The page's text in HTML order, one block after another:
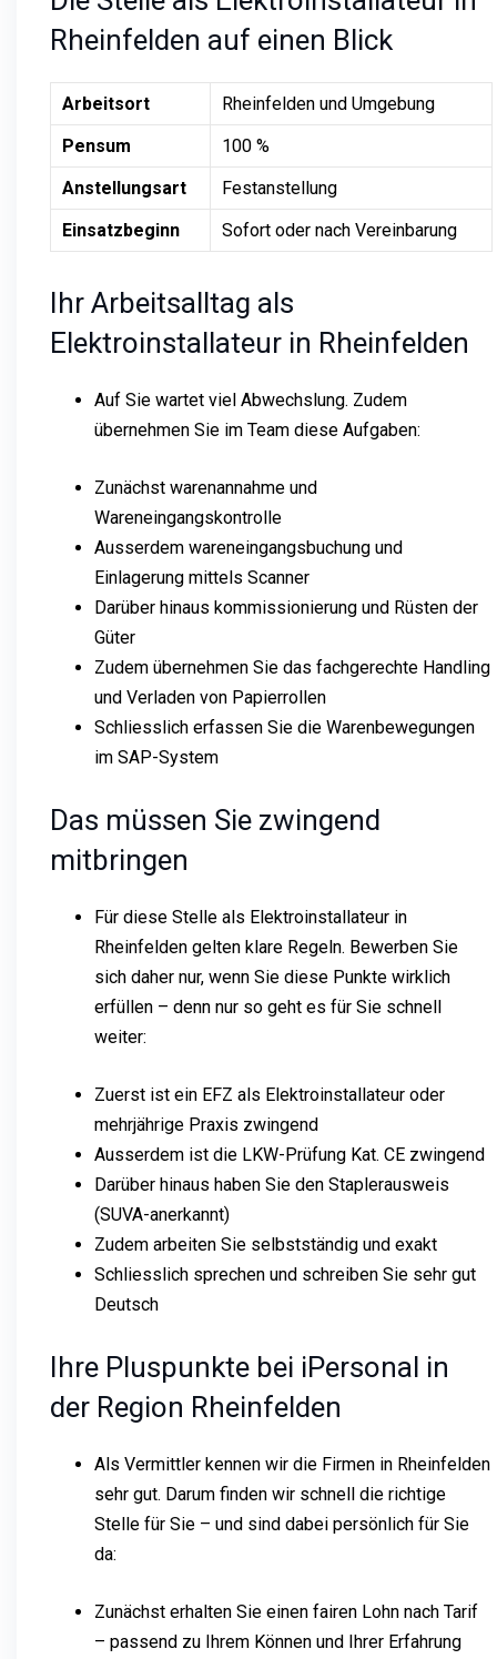
Rheinfelden auf einen Blick
Arbeitsort
Rheinfelden und Umgebung
Pensum
100 %
Anstellungsart
Festanstellung
Einsatzbeginn
Sofort oder nach Vereinbarung
Ihr Arbeitsalltag als
Elektroinstallateur in Rheinfelden
Auf Sie wartet viel Abwechslung. Zudem
übernehmen Sie im Team diese Aufgaben:
Zunächst warenannahme und
Wareneingangskontrolle
Ausserdem wareneingangsbuchung und
Einlagerung mittels Scanner
Darüber hinaus kommissionierung und Rüsten der
Güter
Zudem übernehmen Sie das fachgerechte Handling
und Verladen von Papierrollen
Schliesslich erfassen Sie die Warenbewegungen
im SAP-System
Das müssen Sie zwingend
mitbringen
Für diese Stelle als Elektroinstallateur in
Rheinfelden gelten klare Regeln. Bewerben Sie
sich daher nur, wenn Sie diese Punkte wirklich
erfüllen – denn nur so geht es für Sie schnell
weiter:
Zuerst ist ein EFZ als Elektroinstallateur oder
mehrjährige Praxis zwingend
Ausserdem ist die LKW-Prüfung Kat. CE zwingend
Darüber hinaus haben Sie den Staplerausweis
(SUVA-anerkannt)
Zudem arbeiten Sie selbstständig und exakt
Schliesslich sprechen und schreiben Sie sehr gut
Deutsch
Ihre Pluspunkte bei iPersonal in
der Region Rheinfelden
Als Vermittler kennen wir die Firmen in Rheinfelden
sehr gut. Darum finden wir schnell die richtige
Stelle für Sie – und sind dabei persönlich für Sie
da:
Zunächst erhalten Sie einen fairen Lohn nach Tarif
– passend zu Ihrem Können und Ihrer Erfahrung